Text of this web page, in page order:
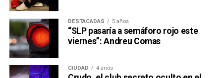
DESTACADAS 5 años
“SLP pasaría a semáforo rojo este
viernes”: Andreu Comas
CIUDAD 4 años